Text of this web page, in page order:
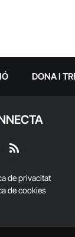
DONA I
RSS
de privacitat
de cookies